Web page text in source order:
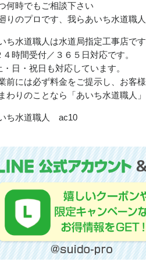
何時でもご相談下さい
りのプロです、我らあいち水道職人
ち水道職人は水道局指定工事店です
４時間受付／３６５日対応です。
・日・祝日も対応しています。
前には必ず料金をご提示し、お客
わりのことなら「あいち水道職人
ち水道職人 ac10